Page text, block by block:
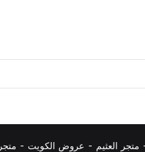
متجر العثيم - عروض الكويت -